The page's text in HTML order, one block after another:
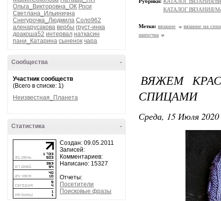
Ольга_Викторовна_ОК Роси
Светлана_Ильинична
Снегурочка_Людмила Соло962
аленарусакова вербы груст-инка
дракоша52 интервал наткасин
пани_Катарина сыненок чара
-
Сообщества
Участник сообществ
(Всего в списке: 1)
Неизвестная_Планета
-
Статистика
Создан: 09.05.2011
Записей:
Комментариев:
Написано: 15327
Отчеты:
Посетители
Поисковые фразы
КАТАЛОГ ВЯЗАНИЯ/
Метки: вязание
вязание на
шапочка
ВЯЖЕМ
СПИЦАМИ
Среда, 15 Июля